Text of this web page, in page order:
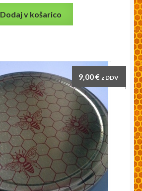
Dodaj v košarico
9,00€ z DDV